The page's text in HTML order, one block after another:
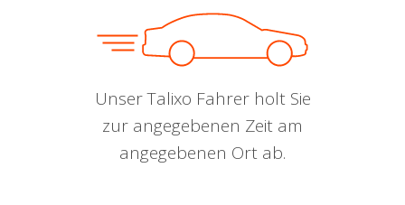
Unser Talixo Fahrer holt Sie
zur angegebenen Zeit am
angegebenen Ort ab.